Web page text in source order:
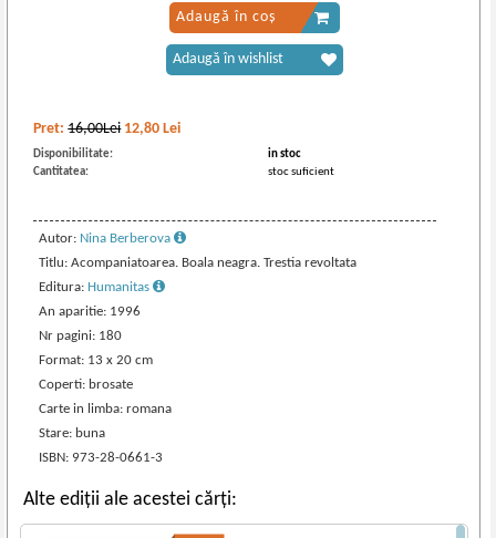
Pret:16,00Lei 12,80 Lei
Disponibilitate:
in stoc
Cantitatea:
stoc suficient
Autor: Nina Berberova
Titlu: Acompaniatoarea. Boala neagra. Trestia revoltata
Editura: Humanitas
An aparitie: 1996
Nr pagini: 180
Format: 13 x 20 cm
Coperti: brosate
Carte in limba: romana
Stare: buna
ISBN: 973-28-0661-3
Adaugă în coș
Adaugă în wishlist
Alte ediții ale acestei cărți: